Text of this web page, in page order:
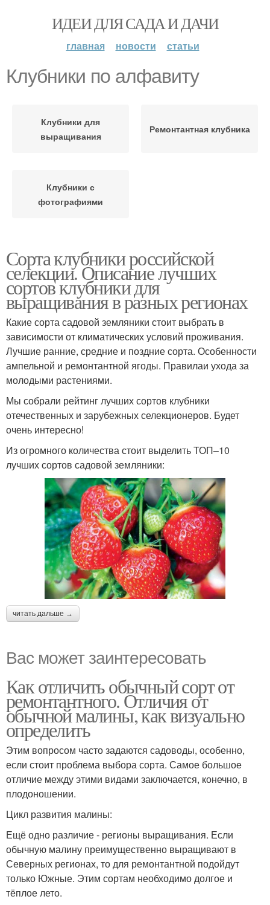
ИДЕИ ДЛЯ САДА И ДАЧИ
главная новости статьи
Клубники по алфавиту
Клубники для
выращивания
Ремонтантная клубника
Клубники с
фотографиями
Сорта клубники российской
селекции. Описание лучших
сортов клубники для
выращивания в разных регионах
Какие сорта садовой земляники стоит выбрать в
зависимости от климатических условий проживания.
Лучшие ранние, средние и поздние сорта. Особенности
ампельной и ремонтантной ягоды. Правилаи ухода за
молодыми растениями.
Мы собрали рейтинг лучших сортов клубники
отечественных и зарубежных селекционеров. Будет
очень интересно!
Из огромного количества стоит выделить ТОП–10
лучших сортов садовой земляники:
читать дальше →
Вас может заинтересовать
Как отличить обычный сорт от
ремонтантного. Отличия от
обычной малины, как визуально
определить
Этим вопросом часто задаются садоводы, особенно,
если стоит проблема выбора сорта. Самое большое
отличие между этими видами заключается, конечно, в
плодоношении.
Цикл развития малины:
Ещё одно различие - регионы выращивания. Если
обычную малину преимущественно выращивают в
Северных регионах, то для ремонтантной подойдут
только Южные. Этим сортам необходимо долгое и
тёплое лето.